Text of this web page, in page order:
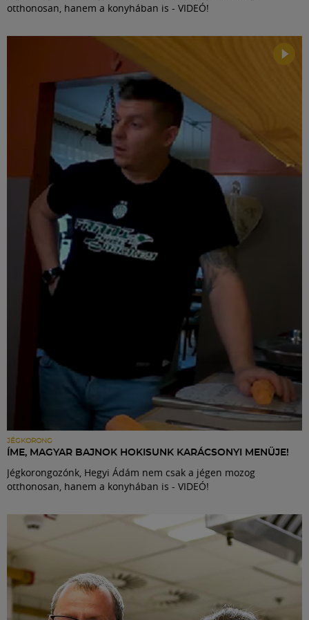
otthonosan, hanem a konyhában is - VIDEÓ!
JÉGKORONG
ÍME, MAGYAR BAJNOK HOKISUNK KARÁCSONYI MENÜJE!
Jégkorongozónk, Hegyi Ádám nem csak a jégen mozog
otthonosan, hanem a konyhában is - VIDEÓ!